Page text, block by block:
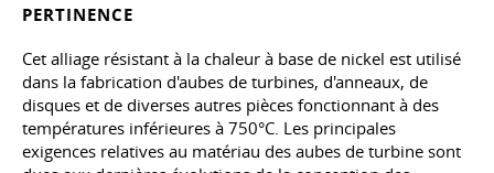
PERTINENCE
Cet alliage résistant à la chaleur à base de nickel est utilisé
dans la fabrication d'aubes de turbines, d'anneaux, de
disques et de diverses autres pièces fonctionnant à des
températures inférieures à 750°C. Les principales
exigences relatives au matériau des aubes de turbine sont